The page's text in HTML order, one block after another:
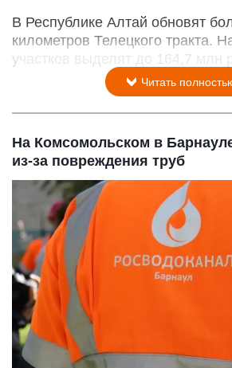
В Республике Алтай обновят
километров Телецкого тракта.
участков выделят до 164,7 млн
Читать
На Комсомольском в
из-за повреждения труб